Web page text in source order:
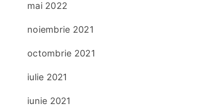
mai 2022
noiembrie 2021
octombrie 2021
iulie 2021
iunie 2021